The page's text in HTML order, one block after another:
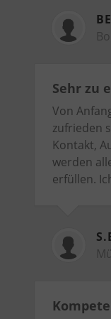
Sehr zu
Von
zufrieden
Kontakt,
werden
erfüllen.